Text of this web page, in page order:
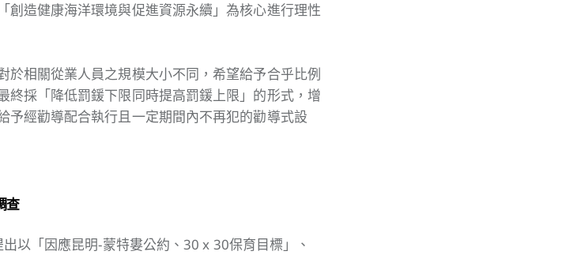
創造健康海洋環境與促進資源永續」為核心進行理性
於相關從業人員之規模大小不同，希望給予合乎比例
終採「降低罰鍰下限同時提高罰鍰上限」的形式，增
予經勸導配合執行且一定期間內不再犯的勸導式設
查
以「因應昆明-蒙特婁公約、30 x 30保育目標」、